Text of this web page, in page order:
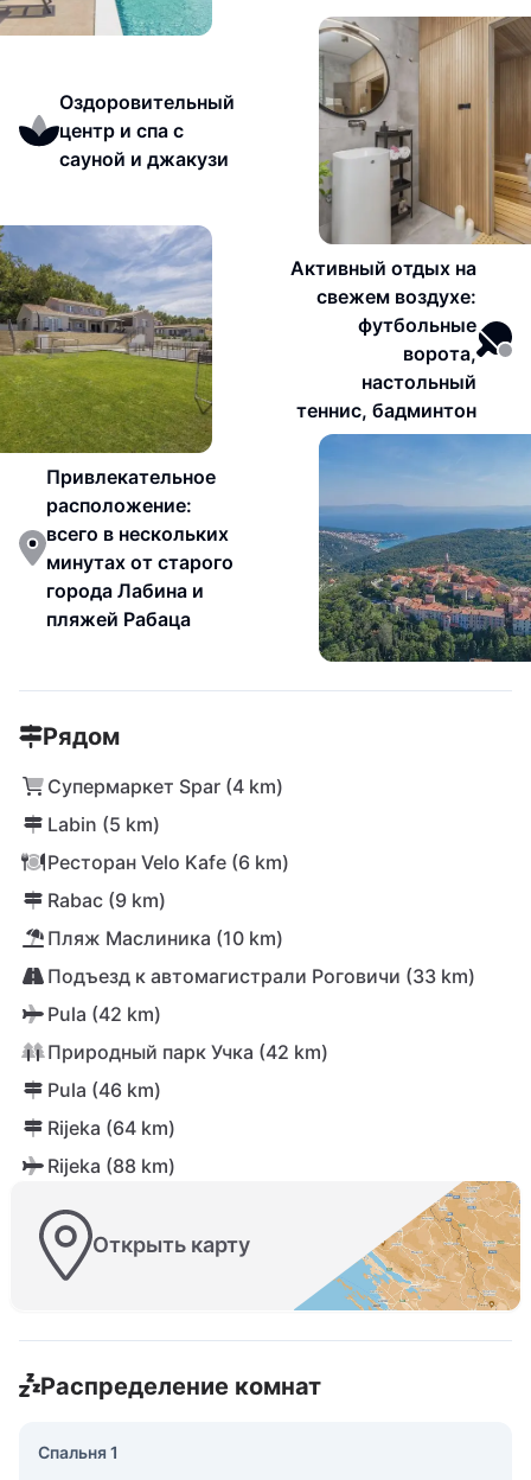
Оздоровительный
центр и спа с
сауной и джакузи
Активный отдых на
свежем воздухе:
футбольные
ворота,
настольный
теннис, бадминтон
Привлекательное
расположение:
всего в нескольких
минутах от старого
города Лабина и
пляжей Рабаца
Рядом
Супермаркет Spar (4 km)
Labin (5 km)
Ресторан Velo Kafe (6 km)
Rabac (9 km)
Пляж Маслиника (10 km)
Подъезд к автомагистрали Роговичи (33 km)
Pula (42 km)
Природный парк Учка (42 km)
Pula (46 km)
Rijeka (64 km)
Rijeka (88 km)
Открыть карту
Распределение комнат
Спальня 1